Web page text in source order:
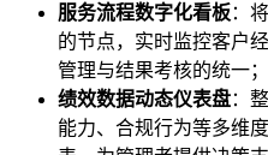
服务流程数字化看板：
的节点，实时监控客户
管理与结果考核的统一；
绩效数据动态仪表盘：
能力、合规行为等多维